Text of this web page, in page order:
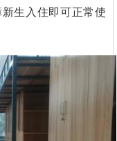
生入住即可正常使